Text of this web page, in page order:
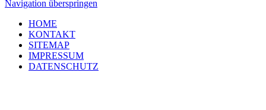
Navigation überspringen
HOME
KONTAKT
SITEMAP
IMPRESSUM
DATENSCHUTZ